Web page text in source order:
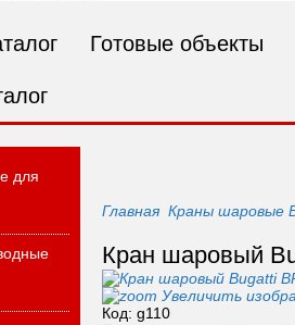
Готовые объекты
для
Главная Краны шаровые
Кран шаровый
Увеличить
Код: g110